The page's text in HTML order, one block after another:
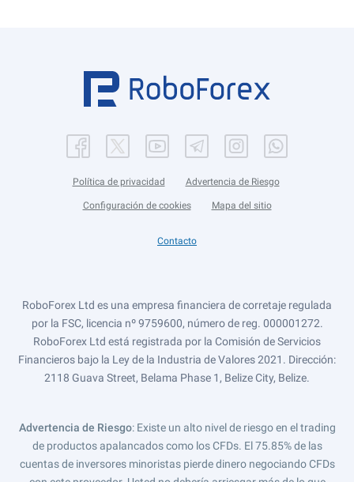
Política de privacidad Advertencia de Riesgo
Configuración de cookies Mapa del sitio
Contacto
RoboForex Ltd es una empresa financiera de corretaje regulada
por la FSC, licencia nº 9759600, número de reg. 000001272.
RoboForex Ltd está registrada por la Comisión de Servicios
Financieros bajo la Ley de la Industria de Valores 2021. Dirección:
2118 Guava Street, Belama Phase 1, Belize City, Belize.
Advertencia de Riesgo: Existe un alto nivel de riesgo en el trading
de productos apalancados como los CFDs. El 75.85% de las
cuentas de inversores minoristas pierde dinero negociando CFDs